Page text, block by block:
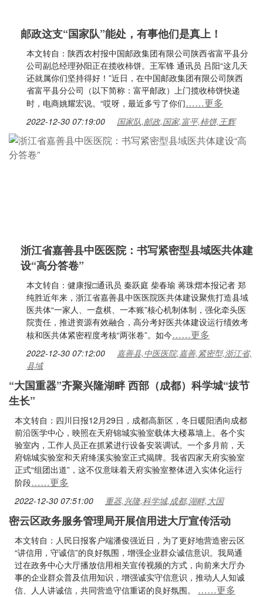
邮政这支“国家队”能处，有事他们是真上！
本文转自：陕西农村报中国邮政集团有限公司陕西省富平县分
公司副总经理孙阳正在揽收柿饼。王军锋 通讯员 吕阳“这几天
还就属你们坚持得好！”近日，在中国邮政集团有限公司陕西
省富平县分公司（以下简称：富平邮政）上门揽收柿饼快递
时，电商姚耀宏说。“哎呀，最近多亏了你们……更多
2022-12-30 07:19:00 国家队,邮政,国家,富平,柿饼,王辉
浙江省嘉善县中医医院：书写紧密型县域医共体建
设“高分答卷”
本文转自：健康报□通讯员 秦跃庭 柴春瑜 蒋珠熠本报记者 郑
纯胜近年来，浙江省嘉善县中医医院医共体建设聚焦打造县域
医共体“一家人、一盘棋、一本账”核心机制体制，强化牵头医
院责任，推进资源有效融合，高分考好医共体建设运行绩效考
核和医共体紧密程度考核“两张卷”。如今……更多
2022-12-30 07:12:00
嘉善县,中医医院,嘉善,紧密型,浙江省,
县域
“大国重器”齐聚兴隆湖畔 西部（成都）科学城“拔节
生长”
本文转自：四川日报12月29日，成都高新区，冬日暖阳洒向成都
前沿医学中心，映照在天府锦城实验室载体大楼幕墙上。各个实
验室内，工作人员正在抓紧进行设备安装调试。一个多月前，天
府锦城实验室和天府绛溪实验室正式揭牌。我省四家天府实验室
正式“组团出道”，这不仅意味着天府实验室整体进入实体化运行
阶段……更多
2022-12-30 07:51:00 重器,兴隆,科学城,成都,湖畔,大国
密云区政务服务管理局开展信用进大厅宣传活动
本文转自：人民日报客户端潘俊强近日，为了更好地营造密云区
“讲信用，守诚信”的良好氛围，增强企业群众诚信意识。我局通
过在政务中心大厅播放信用相关宣传视频的方式，向前来大厅办
事的企业群众普及信用知识，增强诚实守信意识，推动人人知诚
信、人人讲诚信，共同营造守信重诺的良好氛围。 ……更多